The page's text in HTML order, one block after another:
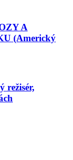
A
(Americký
režisér,